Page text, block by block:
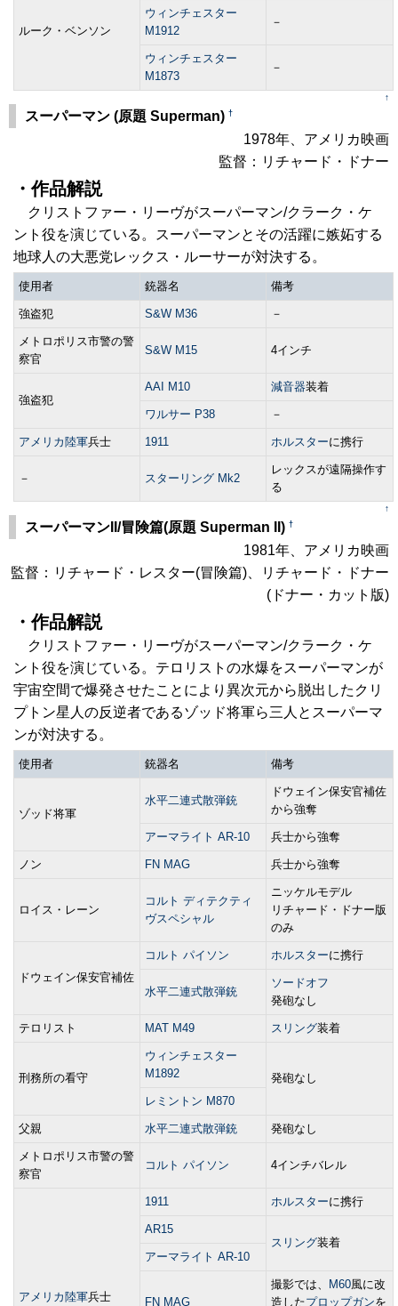
ルーク・ベンソン
ウィンチェスター
M1912
－
ウィンチェスター
M1873
－
↑
スーパーマン (原題 Superman) †
1978年、アメリカ映画
監督：リチャード・ドナー
・作品解説
クリストファー・リーヴがスーパーマン/クラーク・ケ
ント役を演じている。スーパーマンとその活躍に嫉妬する
地球人の大悪党レックス・ルーサーが対決する。
使用者 銃器名 備考
強盗犯 S&W M36 －
メトロポリス市警の警
察官
S&W M15 4インチ
強盗犯
AAI M10 減音器装着
ワルサー P38 －
アメリカ陸軍兵士 1911 ホルスターに携行
－ スターリング Mk2
レックスが遠隔操作す
る
↑
スーパーマンII/冒険篇(原題 Superman II) †
1981年、アメリカ映画
監督：リチャード・レスター(冒険篇)、リチャード・ドナー
(ドナー・カット版)
・作品解説
クリストファー・リーヴがスーパーマン/クラーク・ケ
ント役を演じている。テロリストの水爆をスーパーマンが
宇宙空間で爆発させたことにより異次元から脱出したクリ
プトン星人の反逆者であるゾッド将軍ら三人とスーパーマ
ンが対決する。
使用者 銃器名 備考
ゾッド将軍
水平二連式散弾銃
ドウェイン保安官補佐
から強奪
アーマライト AR-10 兵士から強奪
ノン FN MAG 兵士から強奪
ロイス・レーン
コルト ディテクティ
ヴスペシャル
ニッケルモデル
リチャード・ドナー版
のみ
ドウェイン保安官補佐
コルト パイソン ホルスターに携行
水平二連式散弾銃
ソードオフ
発砲なし
テロリスト MAT M49 スリング装着
刑務所の看守
ウィンチェスター
M1892
発砲なし
レミントン M870
父親 水平二連式散弾銃 発砲なし
メトロポリス市警の警
察官
コルト パイソン 4インチバレル
アメリカ陸軍兵士
1911 ホルスターに携行
AR15
スリング装着
アーマライト AR-10
FN MAG
撮影では、 M60風に改
造したプロップガンを